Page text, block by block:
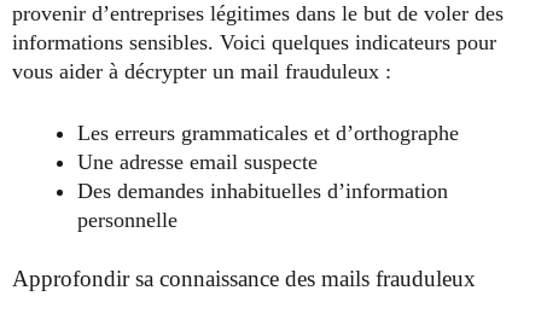
provenir d’entreprises légitimes dans le but de voler des
informations sensibles. Voici quelques indicateurs pour
vous aider à décrypter un mail frauduleux :
Les erreurs grammaticales et d’orthographe
Une adresse email suspecte
Des demandes inhabituelles d’information
personnelle
Approfondir sa connaissance des mails frauduleux